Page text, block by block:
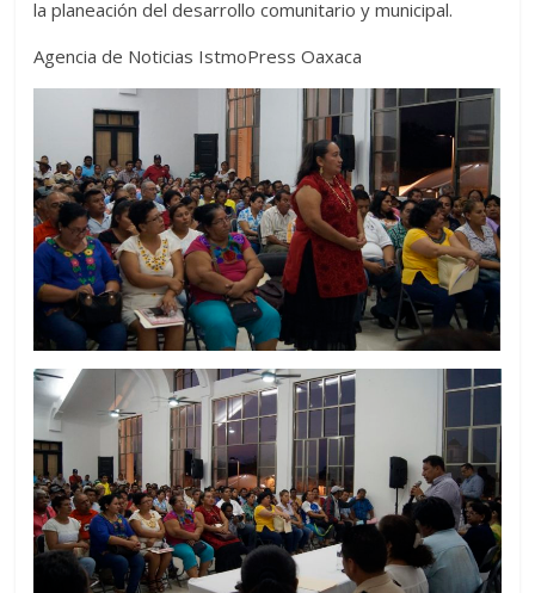
la planeación del desarrollo comunitario y municipal.
Agencia de Noticias IstmoPress Oaxaca